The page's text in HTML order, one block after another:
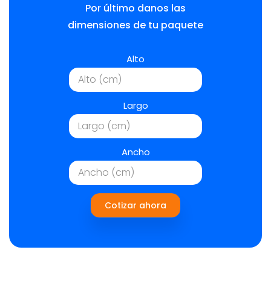
Por último danos las
dimensiones de tu paquete
Alto
Largo
Ancho
Cotizar ahora